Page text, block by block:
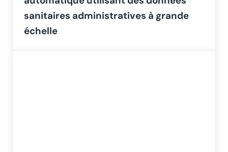
sanitaires administratives à grande
échelle